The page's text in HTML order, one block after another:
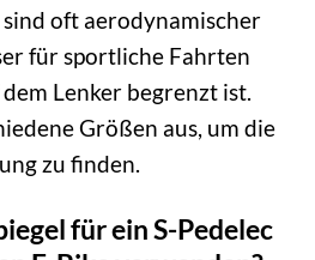
oft aerodynamischer
für sportliche Fahrten
Lenker begrenzt ist.
Größen aus, um die
zu finden.
für ein S-Pedelec